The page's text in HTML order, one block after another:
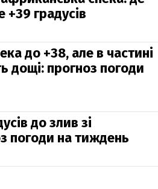
+39 градусів
до +38, але в частині
дощі: прогноз погоди
до злив зі
погоди на тиждень